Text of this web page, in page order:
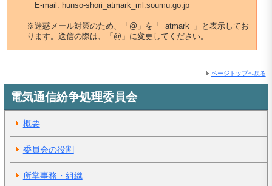
E-mail: hunso-shori_atmark_ml.soumu.go.jp
※迷惑メール対策のため、「@」を「_atmark_」と表示してお
ります。送信の際は、「@」に変更してください。
ページトップへ戻る
電気通信紛争処理委員会
概要
委員会の役割
所掌事務・組織